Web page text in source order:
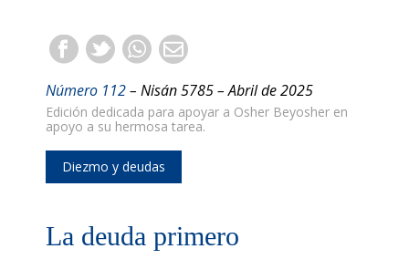
Número 112– Nisán 5785 – Abril de 2025
Edición dedicada para apoyar a Osher Beyosher en
apoyo a su hermosa tarea.
Diezmo y deudas
La deuda primero